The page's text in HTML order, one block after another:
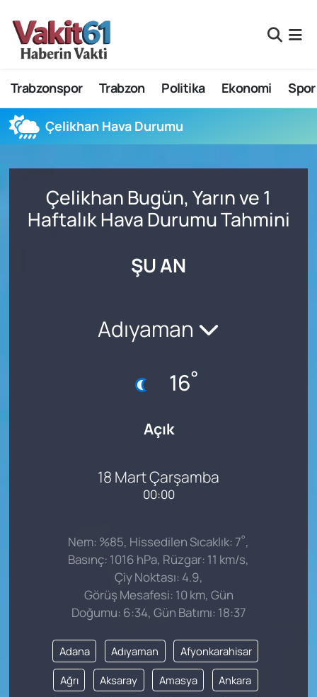
Trabzonspor Trabzon Politika Ekonomi Spor
Çelikhan Hava Durumu
Çelikhan Bugün, Yarın ve 1
Haftalık Hava Durumu Tahmini
ŞU AN
Adıyaman
16°
Açık
18 Mart Çarşamba
00:00
Nem: %85, Hissedilen Sıcaklık: 7°,
Basınç: 1016 hPa, Rüzgar: 11 km/s,
Çiy Noktası: 4.9,
Görüş Mesafesi: 10 km, Gün
Doğumu: 6:34, Gün Batımı: 18:37
Adana Adıyaman Afyonkarahisar
Ağrı Aksaray Amasya Ankara
Nöbetçi Eczaneler
Hava Durumu
Namaz Vakitleri
Süper Lig Puan Durumu ve Fikstür
Son Dakika Haberleri